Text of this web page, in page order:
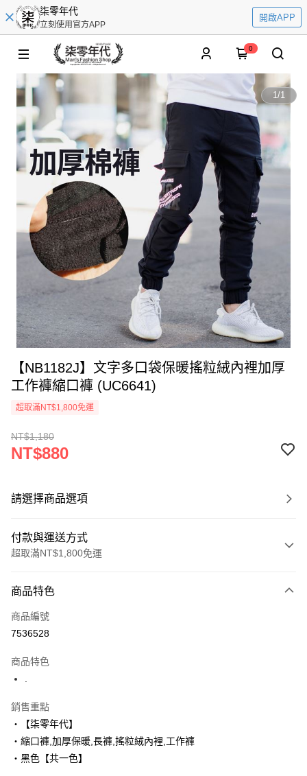
柒零年代
立刻使用官方APP
開啟APP
0
1/1
【NB1182J】文字多口袋保暖搖粒絨內裡加厚
工作褲縮口褲 (UC6641)
超取滿NT$1,800免運
NT$1,180
NT$880
請選擇商品選項
付款與運送方式
超取滿NT$1,800免運
信用卡一次付款
超商取貨付款
街口支付
悠遊付
Google Pay
商品特色
商品編號
7536528
商品特色
銷售重點
‧【柒零年代】
‧縮口褲,加厚保暖,長褲,搖粒絨內裡,工作褲
‧黑色【共一色】